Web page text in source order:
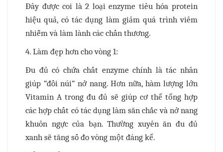
Đây được coi là 2 loại enzyme tiêu hóa protein
hiệu quả, có tác dụng làm giảm quá trình viêm
nhiễm và làm lành các chấn thương.
4. Làm đẹp hơn cho vòng 1:
Đu đủ có chứa chất enzyme chính là tác nhân
giúp “đồi núi” nở nang. Hơn nữa, hàm lượng lớn
Vitamin A trong đu đủ sẽ giúp cơ thể tổng hợp
các hợp chất có tác dụng làm săn chắc và nở nang
khuôn ngực của bạn. Thường xuyên ăn đu đủ
xanh sẽ tăng số đo vòng một đáng kể.